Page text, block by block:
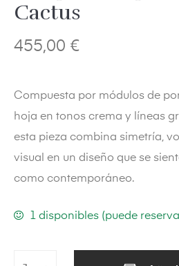
Cactus
455,00 €
Compuesta por módulos de
hoja en tonos crema y líneas
esta pieza combina simetría,
visual en un diseño que se
como contemporáneo.
1 disponibles (puede